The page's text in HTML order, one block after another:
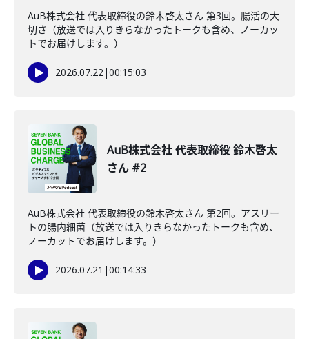
AuB株式会社 代表取締役の鈴木啓太さん 第3回。腸活の大
切さ（放送では入りきらなかったトークも含め、ノーカッ
トでお届けします。）
2026.07.22|00:15:03
AuB株式会社 代表取締役 鈴木啓太
さん #2
AuB株式会社 代表取締役の鈴木啓太さん 第2回。アスリー
トの腸内細菌（放送では入りきらなかったトークも含め、
ノーカットでお届けします。）
2026.07.21 |00:14:33